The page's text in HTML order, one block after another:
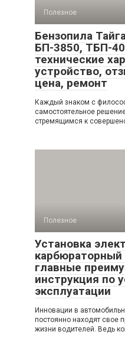
Полезное
Бензопила
БП-3850, ТБП-
технические
устройство,
цена, ремонт
Каждый знаком с
самостоятельное
стремящимся к
Полезное
Установка
главные
инструкция по
эксплуатации
Инновации в
постоянно находят свое
жизни водителей. Ведь